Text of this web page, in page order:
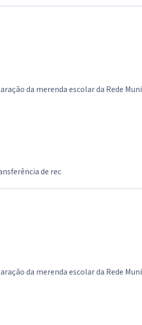
da merenda escolar da Rede
de rec
da merenda escolar da Rede